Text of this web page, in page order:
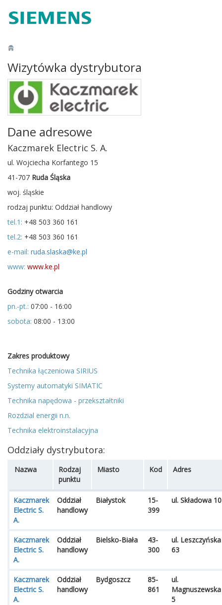
Wizytówka dystrybutora
Dane adresowe
Kaczmarek Electric S. A.
ul. Wojciecha Korfantego 15
41-707 Ruda Śląska
woj. śląskie
rodzaj punktu: Oddział handlowy
tel.1: +48 503 360 161
tel.2: +48 503 360 161
e-mail: ruda.slaska@ke.pl
www: www.ke.pl
Godziny otwarcia
pn.-pt.: 07:00 - 16:00
sobota: 08:00 - 13:00
Zakres produktowy
Technika łączeniowa SIRIUS
Systemy automatyki SIMATIC
Technika napędowa - przekształtniki
Rozdzial energii n.n.
Technika elektroinstalacyjna
Oddziały dystrybutora:
Nazwa
Rodzaj
punktu
Miasto Kod Adres
Kaczmarek
Electric S.
A.
Oddział
handlowy
Białystok
15-
399
ul. Składowa 10
Kaczmarek
Electric S.
A.
Oddział
handlowy
Bielsko-Biała
43-
300
ul. Leszczyńska
63
Kaczmarek
Electric S.
A.
Oddział
handlowy
Bydgoszcz
85-
861
ul.
Magnuszewska
5